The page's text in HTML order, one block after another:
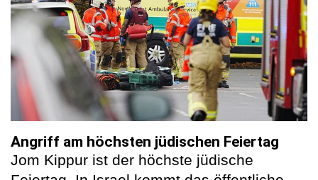
Angriff am höchsten jüdischen Feiertag
Jom Kippur ist der höchste jüdische